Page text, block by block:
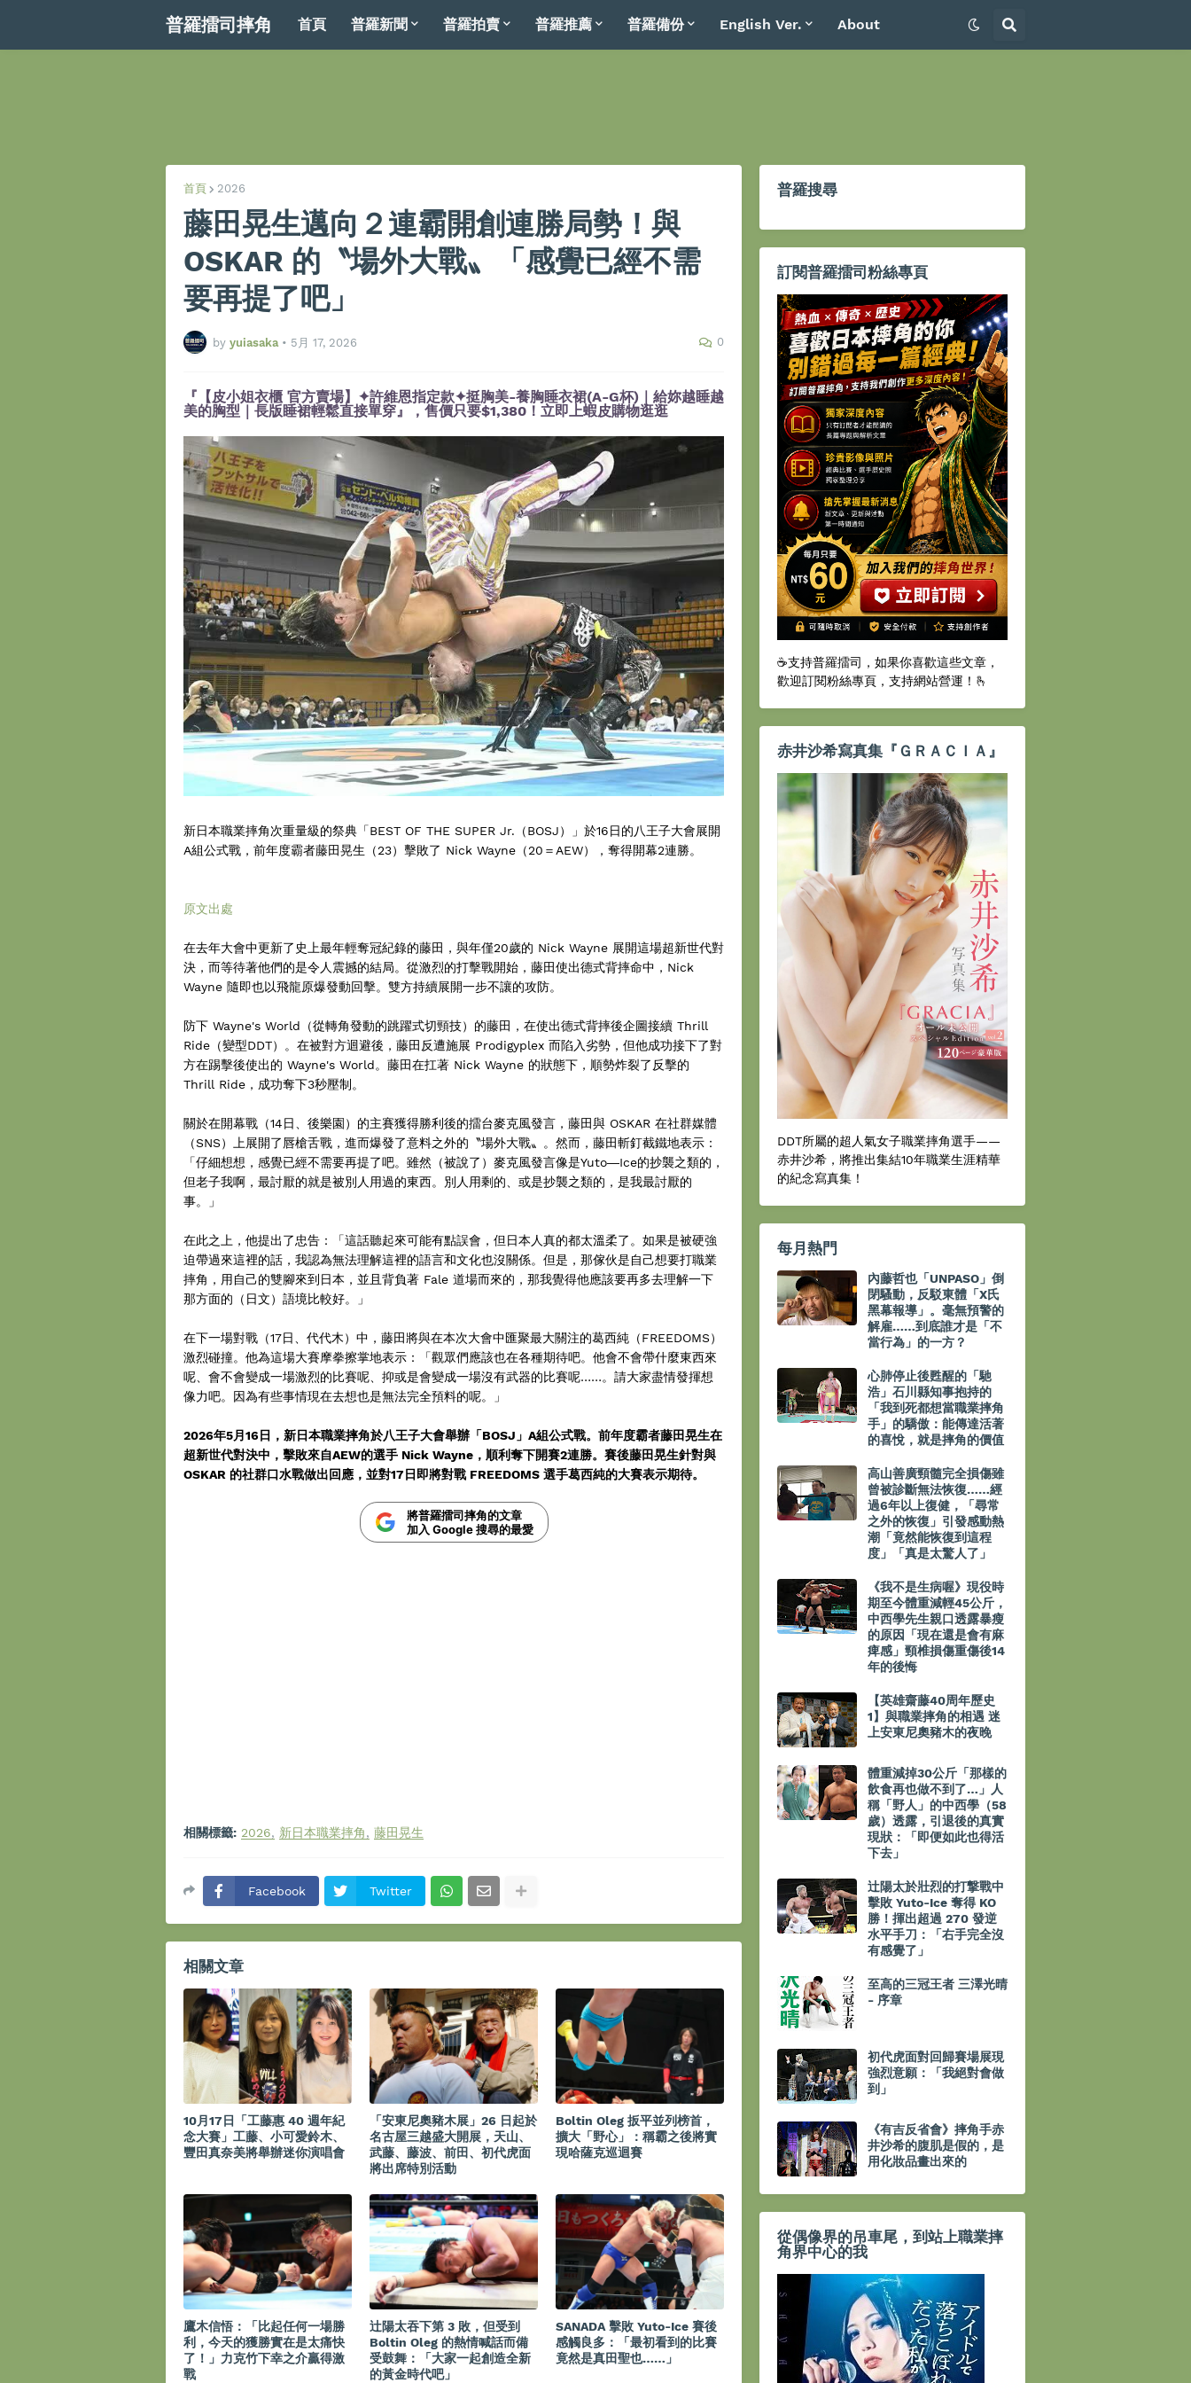
普羅擂司摔角 首頁 普羅新聞 普羅拍賣 普羅推薦 普羅備份 English Ver. About
首頁 2026
藤田晃生邁向２連霸開創連勝局勢！與
OSKAR 的〝場外大戰〟「感覺已經不需
要再提了吧」
by yuiasaka • 5月 17, 2026 0
『【皮小姐衣櫃 官方賣場】✦許維恩指定款✦挺胸美-養胸睡衣裙(A-G杯)｜給妳越睡越
美的胸型｜長版睡裙輕鬆直接單穿』，售價只要$1,380！立即上蝦皮購物逛逛
新日本職業摔角次重量級的祭典「BEST OF THE SUPER Jr.（BOSJ）」於16日的八王子大會展開
A組公式戰，前年度霸者藤田晃生（23）擊敗了 Nick Wayne（20＝AEW），奪得開幕2連勝。
原文出處
在去年大會中更新了史上最年輕奪冠紀錄的藤田，與年僅20歲的 Nick Wayne 展開這場超新世代對
決，而等待著他們的是令人震撼的結局。從激烈的打擊戰開始，藤田使出德式背摔命中，Nick
Wayne 隨即也以飛龍原爆發動回擊。雙方持續展開一步不讓的攻防。
防下 Wayne's World（從轉角發動的跳躍式切頸技）的藤田，在使出德式背摔後企圖接續 Thrill
Ride（變型DDT）。在被對方迴避後，藤田反遭施展 Prodigyplex 而陷入劣勢，但他成功接下了對
方在踢擊後使出的 Wayne's World。藤田在扛著 Nick Wayne 的狀態下，順勢炸裂了反擊的
Thrill Ride，成功奪下3秒壓制。
關於在開幕戰（14日、後樂園）的主賽獲得勝利後的擂台麥克風發言，藤田與 OSKAR 在社群媒體
（SNS）上展開了唇槍舌戰，進而爆發了意料之外的〝場外大戰〟。然而，藤田斬釘截鐵地表示：
「仔細想想，感覺已經不需要再提了吧。雖然（被說了）麥克風發言像是Yuto―Ice的抄襲之類的，
但老子我啊，最討厭的就是被別人用過的東西。別人用剩的、或是抄襲之類的，是我最討厭的
事。」
在此之上，他提出了忠告：「這話聽起來可能有點誤會，但日本人真的都太溫柔了。如果是被硬強
迫帶過來這裡的話，我認為無法理解這裡的語言和文化也沒關係。但是，那傢伙是自己想要打職業
摔角，用自己的雙腳來到日本，並且背負著 Fale 道場而來的，那我覺得他應該要再多去理解一下
那方面的（日文）語境比較好。」
在下一場對戰（17日、代代木）中，藤田將與在本次大會中匯聚最大關注的葛西純（FREEDOMS）
激烈碰撞。他為這場大賽摩拳擦掌地表示：「觀眾們應該也在各種期待吧。他會不會帶什麼東西來
呢、會不會變成一場激烈的比賽呢、抑或是會變成一場沒有武器的比賽呢……。請大家盡情發揮想
像力吧。因為有些事情現在去想也是無法完全預料的呢。」
2026年5月16日，新日本職業摔角於八王子大會舉辦「BOSJ」A組公式戰。前年度霸者藤田晃生在
超新世代對決中，擊敗來自AEW的選手 Nick Wayne，順利奪下開賽2連勝。賽後藤田晃生針對與
OSKAR 的社群口水戰做出回應，並對17日即將對戰 FREEDOMS 選手葛西純的大賽表示期待。
將普羅擂司摔角的文章
加入 Google 搜尋的最愛
相關標籤: 2026 新日本職業摔角 藤田晃生
Facebook Twitter
相關文章
10月17日「工藤惠 40 週年紀
念大賽」工藤、小可愛鈴木、
豐田真奈美將舉辦迷你演唱會
「安東尼奧豬木展」26 日起於
名古屋三越盛大開展，天山、
武藤、藤波、前田、初代虎面
將出席特別活動
Boltin Oleg 扳平並列榜首，
擴大「野心」：稱霸之後將實
現哈薩克巡迴賽
鷹木信悟：「比起任何一場勝
利，今天的獲勝實在是太痛快
了！」力克竹下幸之介贏得激
戰
辻陽太吞下第 3 敗，但受到
Boltin Oleg 的熱情喊話而備
受鼓舞：「大家一起創造全新
的黃金時代吧」
SANADA 擊敗 Yuto-Ice 賽後
感觸良多：「最初看到的比賽
竟然是真田聖也……」
普羅搜尋
訂閱普羅擂司粉絲專頁
☕️支持普羅擂司，如果你喜歡這些文章，
歡迎訂閱粉絲專頁，支持網站營運！🫰
赤井沙希寫真集『ＧＲＡＣＩＡ』
DDT所屬的超人氣女子職業摔角選手——
赤井沙希，將推出集結10年職業生涯精華
的紀念寫真集！
每月熱門
內藤哲也「UNPASO」倒
閉騷動，反駁東體「X氏
黑幕報導」。毫無預警的
解雇……到底誰才是「不
當行為」的一方？
心肺停止後甦醒的「馳
浩」石川縣知事抱持的
「我到死都想當職業摔角
手」的驕傲：能傳達活著
的喜悅，就是摔角的價值
高山善廣頸髓完全損傷雖
曾被診斷無法恢復……經
過6年以上復健，「尋常
之外的恢復」引發感動熱
潮「竟然能恢復到這程
度」「真是太驚人了」
《我不是生病喔》現役時
期至今體重減輕45公斤，
中西學先生親口透露暴瘦
的原因「現在還是會有麻
痺感」頸椎損傷重傷後14
年的後悔
【英雄齋藤40周年歷史
1】與職業摔角的相遇 迷
上安東尼奧豬木的夜晚
體重減掉30公斤「那樣的
飲食再也做不到了…」人
稱「野人」的中西學（58
歲）透露，引退後的真實
現狀：「即便如此也得活
下去」
辻陽太於壯烈的打撃戰中
擊敗 Yuto-Ice 奪得 KO
勝！揮出超過 270 發逆
水平手刀：「右手完全沒
有感覺了」
至高的三冠王者 三澤光晴
- 序章
初代虎面對回歸賽場展現
強烈意願：「我絕對會做
到」
《有吉反省會》摔角手赤
井沙希的腹肌是假的，是
用化妝品畫出來的
從偶像界的吊車尾，到站上職業摔
角界中心的我